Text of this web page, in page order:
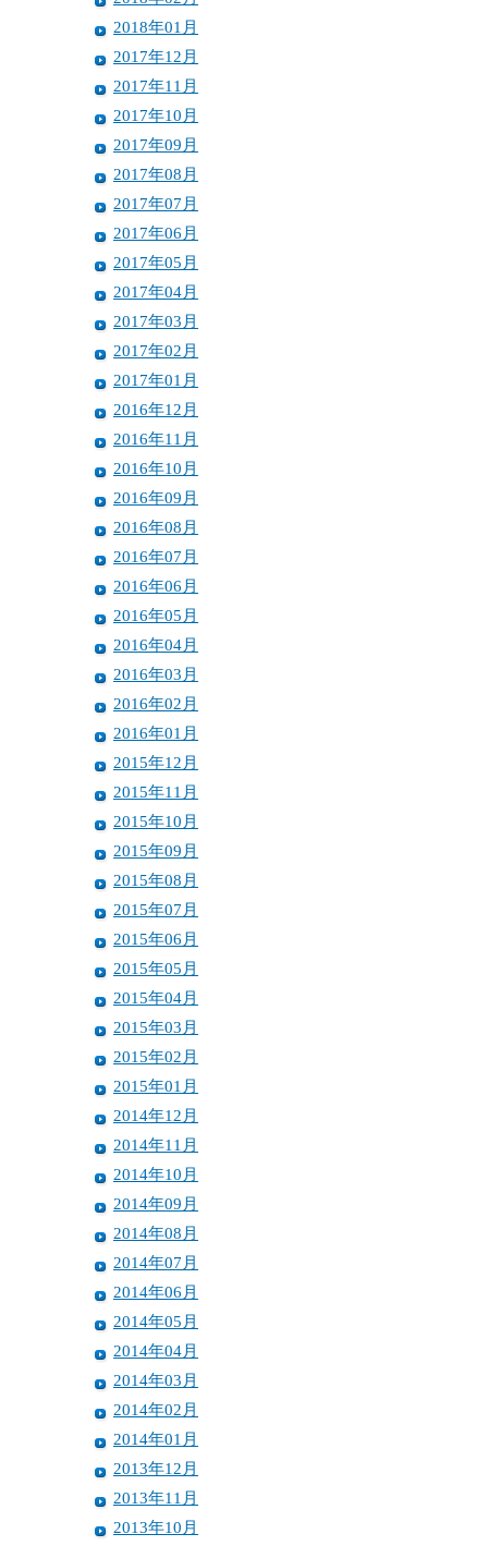
2018年01月
2017年12月
2017年11月
2017年10月
2017年09月
2017年08月
2017年07月
2017年06月
2017年05月
2017年04月
2017年03月
2017年02月
2017年01月
2016年12月
2016年11月
2016年10月
2016年09月
2016年08月
2016年07月
2016年06月
2016年05月
2016年04月
2016年03月
2016年02月
2016年01月
2015年12月
2015年11月
2015年10月
2015年09月
2015年08月
2015年07月
2015年06月
2015年05月
2015年04月
2015年03月
2015年02月
2015年01月
2014年12月
2014年11月
2014年10月
2014年09月
2014年08月
2014年07月
2014年06月
2014年05月
2014年04月
2014年03月
2014年02月
2014年01月
2013年12月
2013年11月
2013年10月